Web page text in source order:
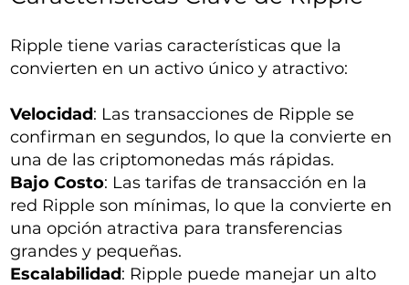
Ripple tiene varias características que la
convierten en un activo único y atractivo:
Velocidad: Las transacciones de Ripple se
confirman en segundos, lo que la convierte en
una de las criptomonedas más rápidas.
Bajo Costo: Las tarifas de transacción en la
red Ripple son mínimas, lo que la convierte en
una opción atractiva para transferencias
grandes y pequeñas.
Escalabilidad: Ripple puede manejar un alto